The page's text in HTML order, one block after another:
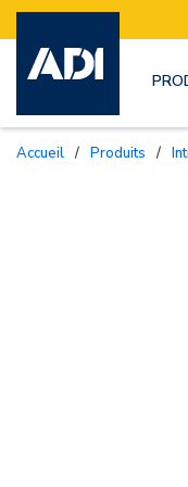
Accueil / Produits /